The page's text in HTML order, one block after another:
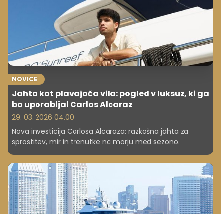
NOVICE
Jahta kot plavajoča vila: pogled v luksuz, ki ga
bo uporabljal Carlos Alcaraz
29. 03. 2026 04.00
Nova investicija Carlosa Alcaraza: razkošna jahta za
sprostitev, mir in trenutke na morju med sezono.